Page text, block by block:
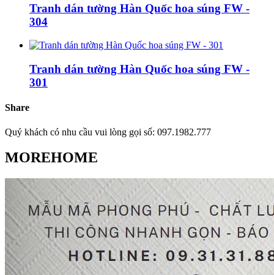
Tranh dán tường Hàn Quốc hoa súng FW -
304
Tranh dán tường Hàn Quốc hoa súng FW -
301
Share
Quý khách có nhu cầu vui lòng gọi số: 097.1982.777
MOREHOME